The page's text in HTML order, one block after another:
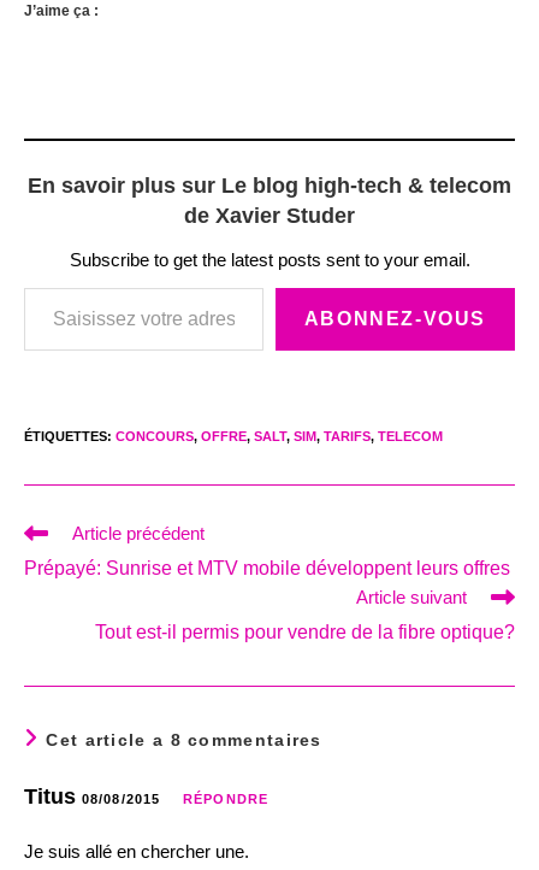
J’aime ça :
En savoir plus sur Le blog high-tech & telecom
de Xavier Studer
Subscribe to get the latest posts sent to your email.
Saisissez votre adresse e-mail…
ABONNEZ-VOUS
ÉTIQUETTES: CONCOURS, OFFRE, SALT, SIM, TARIFS, TELECOM
Read
articles
Article précédent
Prépayé: Sunrise et MTV mobile développent leurs offres
Article suivant
Tout est-il permis pour vendre de la fibre optique?
Cet article a 8 commentaires
Titus 08/08/2015 RÉPONDRE
Je suis allé en chercher une.